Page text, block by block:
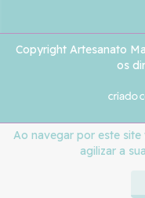
Ao navegar por este site
agilizar a
Copyright Artesanato
os